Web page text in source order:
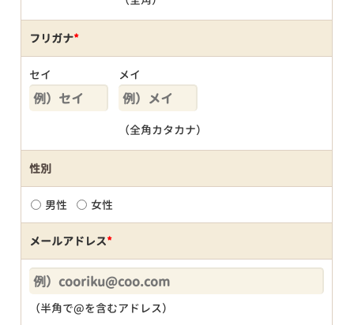
フリガナ*
セイ メイ
（全角カタカナ）
性別
男性 女性
メールアドレス*
（半角で@を含むアドレス）